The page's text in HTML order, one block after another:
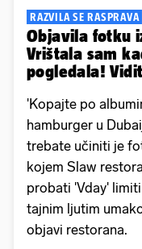
RAZVILA SE RASPRAVA
Objavila fotku
Vrištala sam
pogledala!
'Kopajte po
hamburger u
trebate učiniti je
kojem Slaw
probati 'Vday'
tajnim ljutim
objavi restorana.